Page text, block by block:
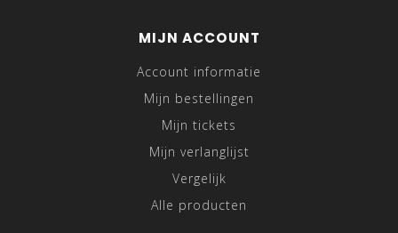
MIJN ACCOUNT
Account informatie
Mijn bestellingen
Mijn tickets
Mijn verlanglijst
Vergelijk
Alle producten